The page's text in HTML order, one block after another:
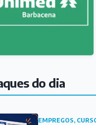
do dia
EMPREGOS,